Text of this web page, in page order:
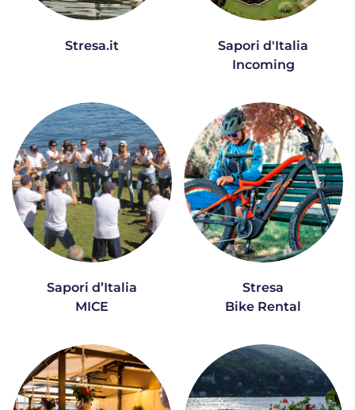
Stresa.it
Sapori d'Italia
Incoming
Sapori d’Italia
MICE
Stresa
Bike Rental